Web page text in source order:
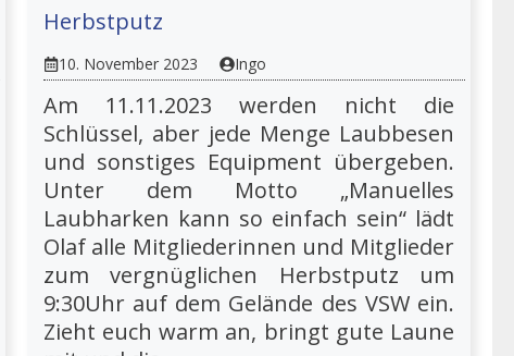
Herbstputz
10. November 2023 Ingo
Am 11.11.2023 werden nicht die
Schlüssel, aber jede Menge Laubbesen
und sonstiges Equipment übergeben.
Unter dem Motto „Manuelles
Laubharken kann so einfach sein“ lädt
Olaf alle Mitgliederinnen und Mitglieder
zum vergnüglichen Herbstputz um
9:30Uhr auf dem Gelände des VSW ein.
Zieht euch warm an, bringt gute Laune